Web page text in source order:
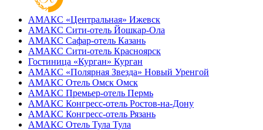
АМАКС «‎Центральная» Ижевск
АМАКС Сити-отель Йошкар-Ола
АМАКС Сафар-отель Казань
АМАКС Сити-отель Красноярск
Гостиница «‎Курган» Курган
АМАКС «Полярная Звезда» Новый Уренгой
АМАКС Отель ‎Омск Омск
АМАКС Премьер-отель Пермь
АМАКС Конгресс-отель Ростов-на-Дону
АМАКС Конгресс-отель Рязань
АМАКС Отель Тула Тула